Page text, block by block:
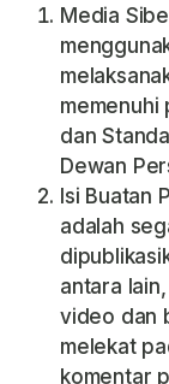
Media
memenuhi
dan
Dewan
Isi Buatan
adalah
antara
video dan
melekat
komentar